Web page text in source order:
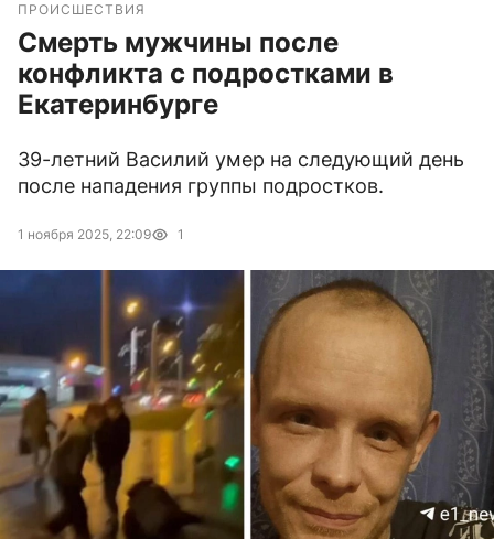
ПРОИСШЕСТВИЯ
Смерть мужчины после
конфликта с подростками в
Екатеринбурге
39-летний Василий умер на следующий день
после нападения группы подростков.
1 ноября 2025, 22:09 1